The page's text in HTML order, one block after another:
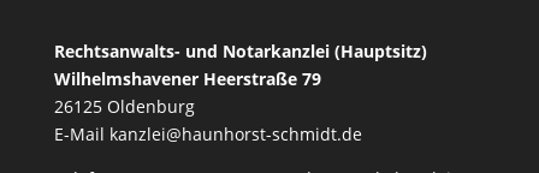
Rechtsanwalts- und Notarkanzlei (Hauptsitz)
Wilhelmshavener Heerstraße 79
26125 Oldenburg
E-Mail kanzlei@haunhorst-schmidt.de